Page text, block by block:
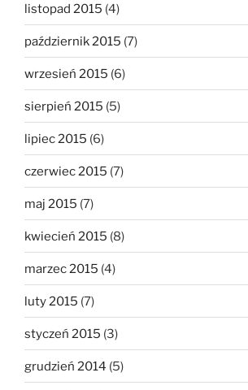
listopad 2015 (4)
październik 2015 (7)
wrzesień 2015 (6)
sierpień 2015 (5)
lipiec 2015 (6)
czerwiec 2015 (7)
maj 2015 (7)
kwiecień 2015 (8)
marzec 2015 (4)
luty 2015 (7)
styczeń 2015 (3)
grudzień 2014 (5)